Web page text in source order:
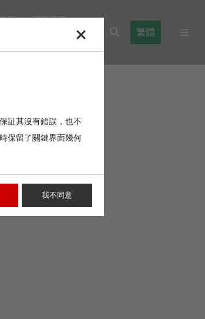
尋 聯繫我們
繁體
証其沒有錯誤，也不
保留了關鍵界面幾何
我不同意